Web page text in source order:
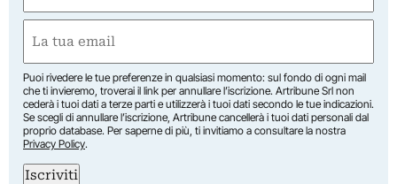
Nome
(Obbligatorio)
Puoi rivedere le tue preferenze in qualsiasi momento: sul fondo di ogni mail
che ti invieremo, troverai il link per annullare l’iscrizione. Artribune Srl non
cederà i tuoi dati a terze parti e utilizzerà i tuoi dati secondo le tue indicazioni.
Se scegli di annullare l’iscrizione, Artribune cancellerà i tuoi dati personali dal
proprio database. Per saperne di più, ti invitiamo a consultare la nostra
Privacy Policy.
Iscriviti